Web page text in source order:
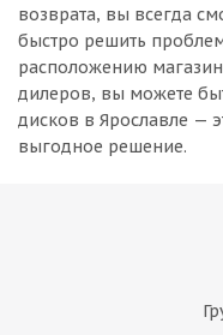
возврата, вы всегда
быстро решить
расположению
дилеров, вы можете
дисков в Ярославле —
выгодное решение.